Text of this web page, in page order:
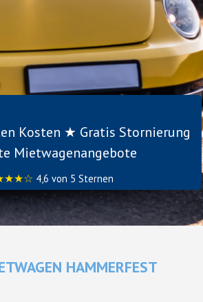
Kosten ★ Gratis Stornierung
Mietwagenangebote
4,6 von 5 Sternen
HAMMERFEST